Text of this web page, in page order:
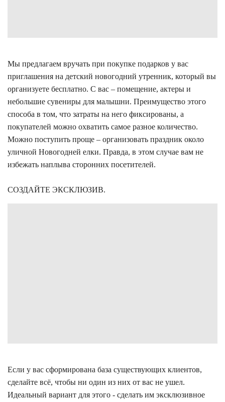
Мы предлагаем вручать при покупке подарков у вас
приглашения на детский новогодний утренник, который вы
организуете бесплатно. С вас – помещение, актеры и
небольшие сувениры для малышни. Преимущество этого
способа в том, что затраты на него фиксированы, а
покупателей можно охватить самое разное количество.
Можно поступить проще – организовать праздник около
уличной Новогодней елки. Правда, в этом случае вам не
избежать наплыва сторонних посетителей.
СОЗДАЙТЕ ЭКСКЛЮЗИВ.
Если у вас сформирована база существующих клиентов,
сделайте всё, чтобы ни один из них от вас не ушел.
Идеальный вариант для этого - сделать им эксклюзивное